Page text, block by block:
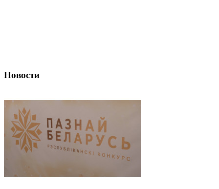
Новости